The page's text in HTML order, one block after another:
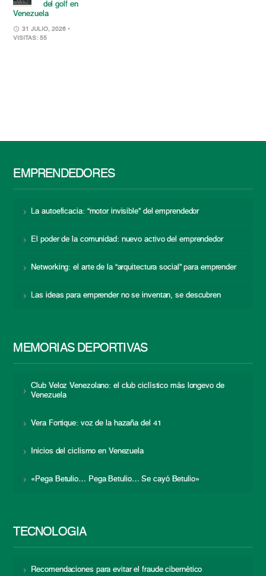
del golf en
Venezuela
31 JULIO, 2026 •
VISITAS: 55
EMPRENDEDORES
La autoeficacia: “motor invisible” del emprendedor
El poder de la comunidad: nuevo activo del emprendedor
Networking: el arte de la “arquitectura social” para emprender
Las ideas para emprender no se inventan, se descubren
MEMORIAS DEPORTIVAS
Club Veloz Venezolano: el club ciclístico más longevo de
Venezuela
Vera Fortique: voz de la hazaña del 41
Inicios del ciclismo en Venezuela
«Pega Betulio… Pega Betulio… Se cayó Betulio»
TECNOLOGÍA
Recomendaciones para evitar el fraude cibernético